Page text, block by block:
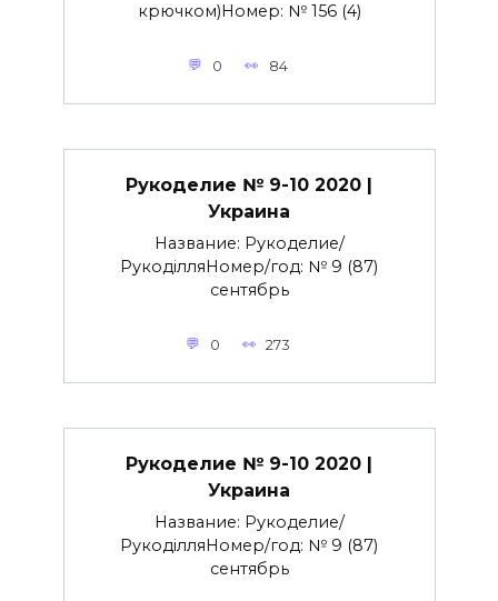
крючком)Номер: № 156 (4)
0 84
Рукоделие № 9-10 2020 |
Украина
Название: Рукоделие/
РукоділляНомер/год: № 9 (87)
сентябрь
0 273
Рукоделие № 9-10 2020 |
Украина
Название: Рукоделие/
РукоділляНомер/год: № 9 (87)
сентябрь